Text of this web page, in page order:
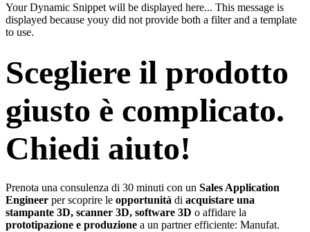
Your Dynamic Snippet will be displayed here... This message is
displayed because youy did not provide both a filter and a template
to use.
Scegliere il prodotto
giusto è complicato.
Chiedi aiuto!
Prenota una consulenza di 30 minuti con un Sales Application
Engineer per scoprire le opportunità di acquistare una
stampante 3D, scanner 3D, software 3D o affidare la
prototipazione e produzione a un partner efficiente: Manufat.